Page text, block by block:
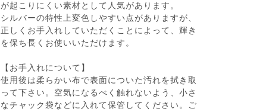
が起こりにくい素材として人気があります。
シルバーの特性上変色しやすい点がありますが、
正しくお手入れしていただくことによって、輝き
を保ち長くお使いいただけます。
【お手入れについて】
使用後は柔らかい布で表面についた汚れを拭き取
って下さい。空気になるべく触れないよう、小さ
なチャック袋などに入れて保管してください。ご